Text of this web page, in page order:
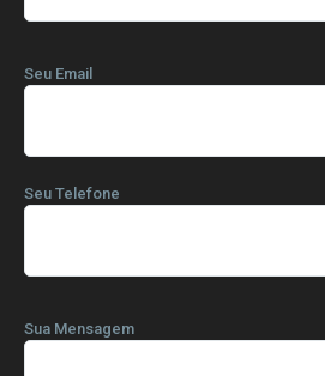
Seu Email
Seu Telefone
Sua Mensagem